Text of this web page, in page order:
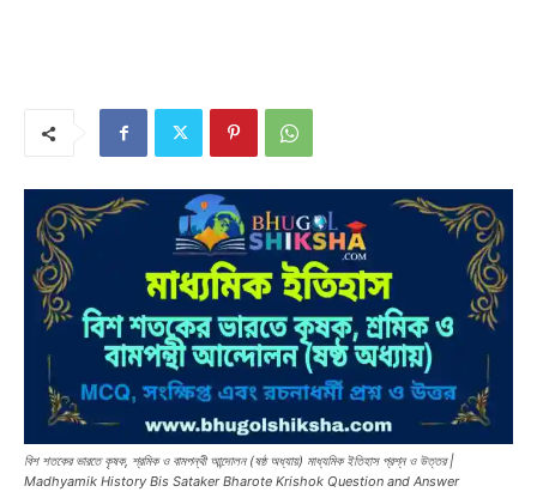
বিশ শতকের ভারতে কৃষক, শ্রমিক ও বামপন্থী আন্দোলন (ষষ্ঠ অধ্যায়) মাধ্যমিক ইতিহাস প্রশ্ন ও উত্তর |
Madhyamik History Bis Sataker Bharote Krishok Question and Answer